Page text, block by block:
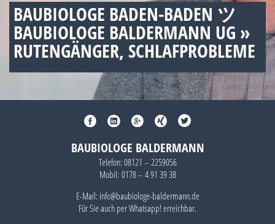
BAUBIOLOGE BADEN-BADEN ツ
BAUBIOLOGE BALDERMANN UG »
RUTENGÄNGER, SCHLAFPROBLEME
BAUBIOLOGE BALDERMANN
Telefon: 08121 – 2259056
Mobil: 0178 – 4 91 39 38
E-Mail: info@baubiologe-baldermann.de
Für Sie auch perWhatsapp!erreichbar.